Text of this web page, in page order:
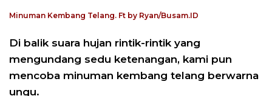
Minuman Kembang Telang. Ft by Ryan/Busam.ID
Di balik suara hujan rintik-rintik yang
mengundang sedu ketenangan, kami pun
mencoba minuman kembang telang berwarna
ungu.